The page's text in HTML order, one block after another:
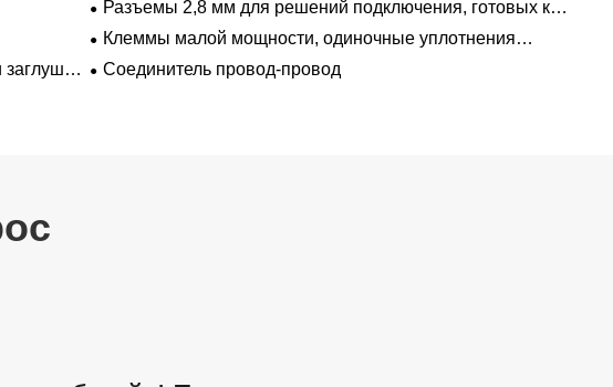
Разъемы 2,8 мм для решений подключения, готовых к
напряжению 48 В
Клеммы малой мощности, одиночные уплотнения
проводов 1,2 мм-2,8 мм
Соединитель провод-провод